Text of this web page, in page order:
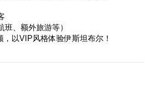
、额外旅游等）
以VIP风格体验伊斯坦布尔！